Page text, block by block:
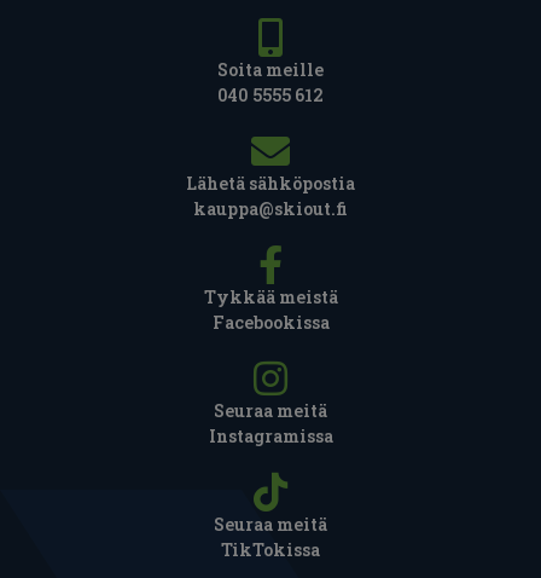
Soita meille
040 5555 612
Lähetä sähköpostia
kauppa@skiout.fi
Tykkää meistä
Facebookissa
Seuraa meitä
Instagramissa
Seuraa meitä
TikTokissa